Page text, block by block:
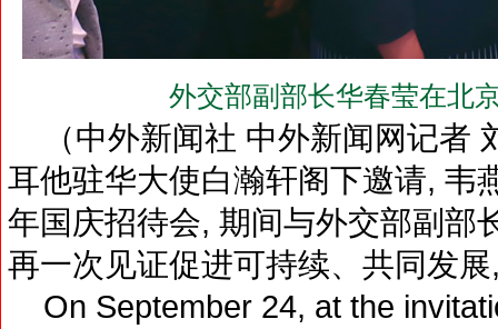
外交部副部长华春莹在北
（中外新闻社 中外新闻网记者
耳他驻华大使白瀚轩阁下邀请, 韦
年国庆招待会, 期间与外交部副部
再一次见证促进可持续、共同发
On September 24, at the